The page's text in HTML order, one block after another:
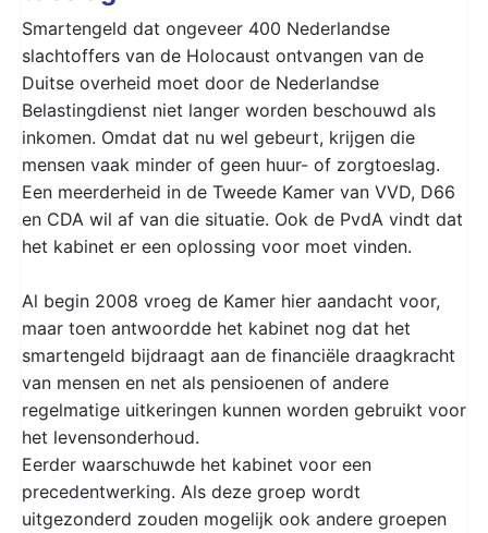
Smartengeld dat ongeveer 400 Nederlandse
slachtoffers van de Holocaust ontvangen van de
Duitse overheid moet door de Nederlandse
Belastingdienst niet langer worden beschouwd als
inkomen. Omdat dat nu wel gebeurt, krijgen die
mensen vaak minder of geen huur- of zorgtoeslag.
Een meerderheid in de Tweede Kamer van VVD, D66
en CDA wil af van die situatie. Ook de PvdA vindt dat
het kabinet er een oplossing voor moet vinden.
Al begin 2008 vroeg de Kamer hier aandacht voor,
maar toen antwoordde het kabinet nog dat het
smartengeld bijdraagt aan de financiële draagkracht
van mensen en net als pensioenen of andere
regelmatige uitkeringen kunnen worden gebruikt voor
het levensonderhoud.
Eerder waarschuwde het kabinet voor een
precedentwerking. Als deze groep wordt
uitgezonderd zouden mogelijk ook andere groepen